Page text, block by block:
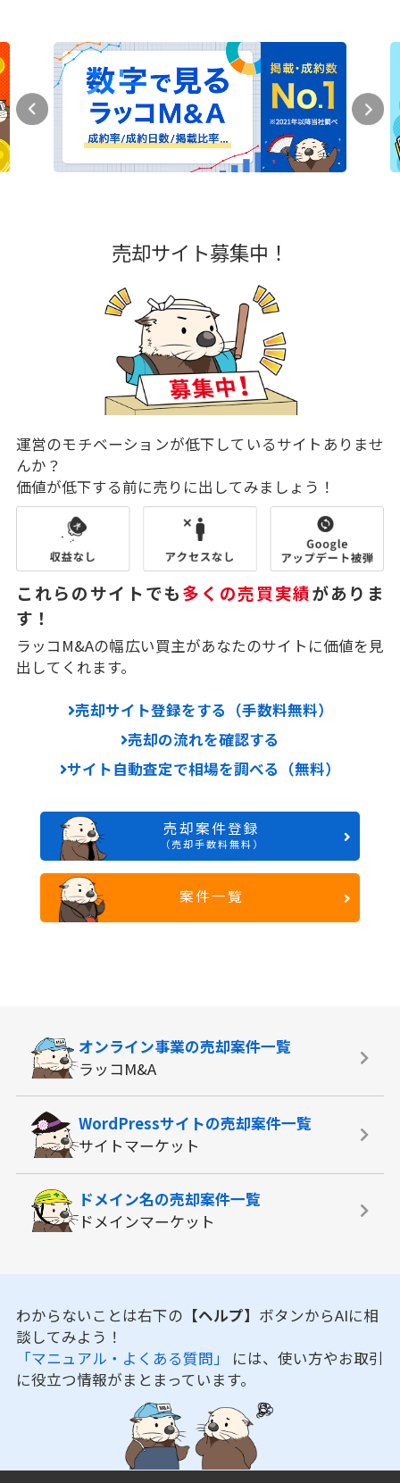
売却サイト募集中！
運営のモチベーションが低下しているサイトありませ
んか？
価値が低下する前に売りに出してみましょう！
これらのサイトでも多くの売買実績がありま
す！
ラッコM&Aの幅広い買主があなたのサイトに価値を見
出してくれます。
売却サイト登録をする（手数料無料）
売却の流れを確認する
サイト自動査定で相場を調べる（無料）
売却案件登録
（売却手数料無料）
案件一覧
オンライン事業の売却案件一覧
ラッコM&A
WordPressサイトの売却案件一覧
サイトマーケット
ドメイン名の売却案件一覧
ドメインマーケット
わからないことは右下の 【ヘルプ】 ボタンからAIに相
談してみよう！
「マニュアル・よくある質問」 には、使い方やお取引
に役立つ情報がまとまっています。